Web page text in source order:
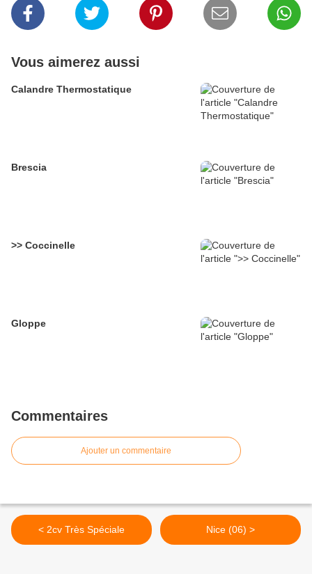
Vous aimerez aussi
Calandre Thermostatique
Brescia
>> Coccinelle
Gloppe
Commentaires
Ajouter un commentaire
< 2cv Très Spéciale Nice (06) >